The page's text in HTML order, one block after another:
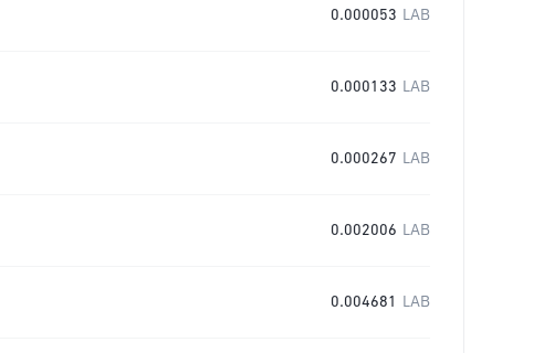
0.000053 LAB
0.000133 LAB
0.000267 LAB
0.002006 LAB
0.004681 LAB